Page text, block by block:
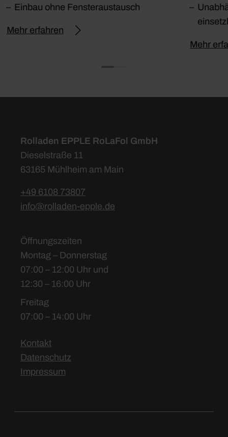
Einbau ohne Fensteraustausch
Mehr erfahren
Mehr
Rolladen EPPLE RoLaFol GmbH
Dieselstraße 11
63165 Mühlheim am Main
+49 6108 73807
info@rolladen-epple.de
Öffnungszeiten
Montag – Donnerstag
07:00 – 12:00 Uhr und
12:30 – 16:00 Uhr
Freitag
07:00 – 14:00 Uhr
Kontakt
Datenschutz
Impressum